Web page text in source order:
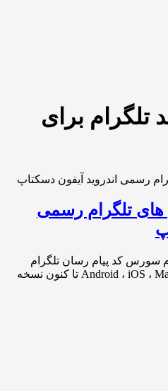
تلگرام برای
تلگرام رسمی
سورس کد پیام رسان تلگرام
نسخه های Android ، iOS ، Macos ، Desktop ، Web تا کنون نسخه